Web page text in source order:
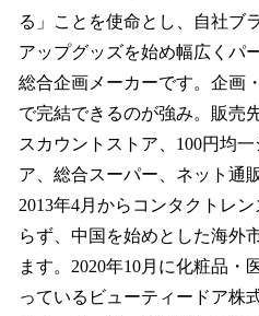
る」ことを使命とし、自社ブ
アップグッズを始め幅広くパ
総合企画メーカーです。企画
で完結できるのが強み。販売
スカウントストア、100円均
ア、総合スーパー、ネット通
2013年4月からコンタクトレ
らず、中国を始めとした海外
ます。2020年10月に化粧品・
っているビューティードア株